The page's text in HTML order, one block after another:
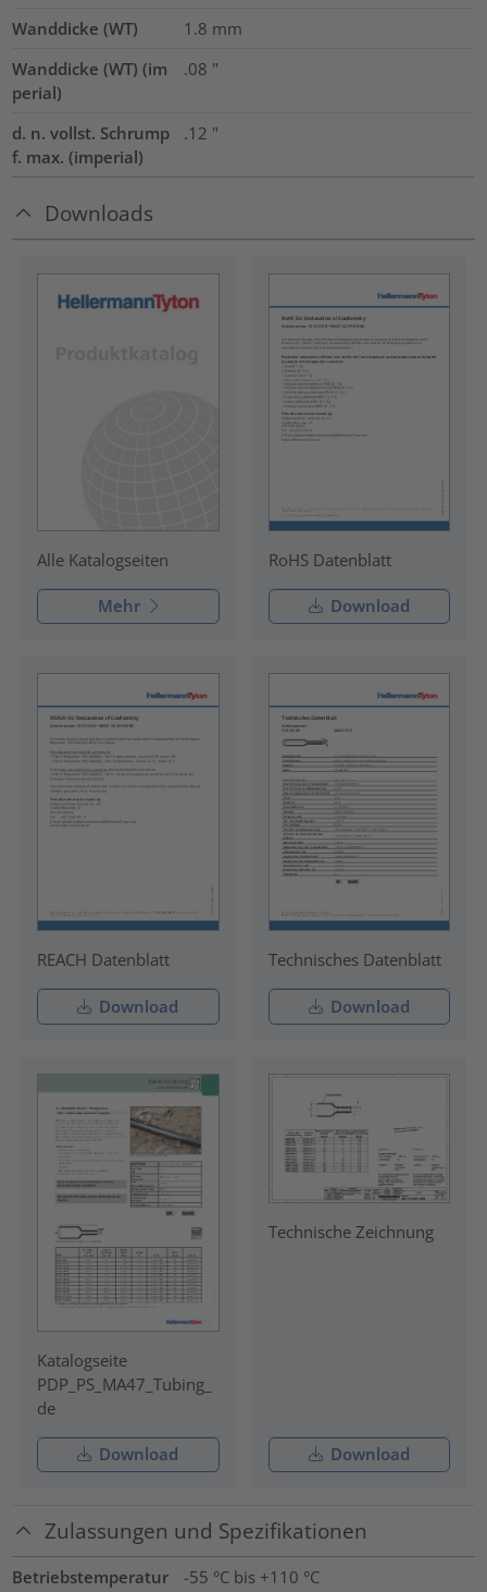
Wanddicke (WT) 1.8 mm
Wanddicke (WT) (im
perial)
.08 "
d. n. vollst. Schrump
f. max. (imperial)
.12 "
Downloads
Alle Katalogseiten
Mehr
RoHS Datenblatt
Download
REACH Datenblatt
Download
Technisches Datenblatt
Download
Katalogseite
PDP_PS_MA47_Tubing_
de
Download
Technische Zeichnung
Download
Zulassungen und Spezifikationen
Betriebstemperatur
-55 °C bis +110 °C